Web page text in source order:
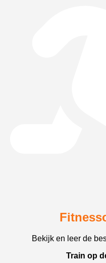
Bekijk en leer de
Train op